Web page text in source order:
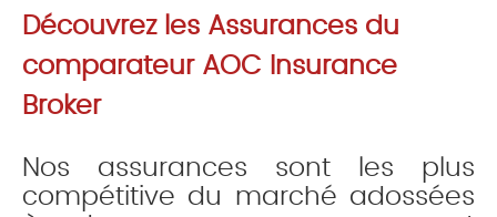
Découvrez les Assurances du
comparateur AOC Insurance
Broker
Nos assurances sont les plus
compétitive du marché adossées